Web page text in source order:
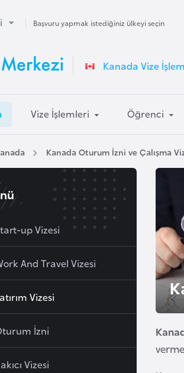
Başvuru yapmak istediğiniz ülkeyi seçin
Kanada Vize
Vize İşlemleri Öğrenci
Kanada Oturum İzni ve Çalışma
up Vizesi
And Travel Vizesi
Vizesi
İzni
Vizesi